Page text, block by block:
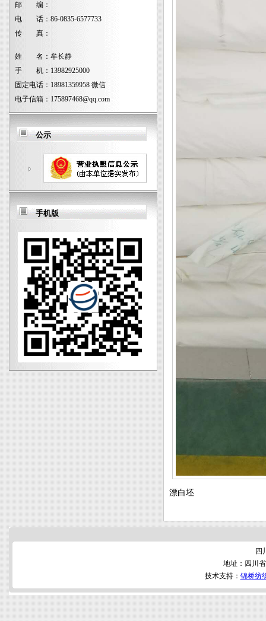
邮 编：
电 话： 86-0835-6577733
传 真：
姓 名： 牟长静
手 机： 13982925000
固定电话： 18981359958 微信
电子信箱： 175897468@qq.com
公示
手机版
漂白坯
四
地址：四川
技术支持： 锦桥纺